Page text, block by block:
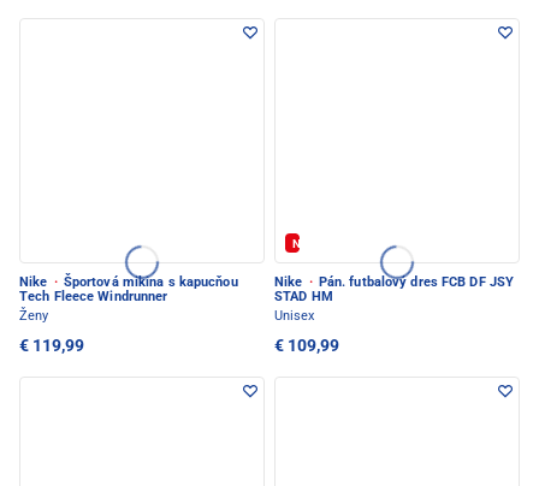
Nike · Športová mikina s kapucňou
Tech Fleece Windrunner
Ženy
€ 119,99
Nové
Nike · Pán. futbalový dres FCB DF JSY
STAD HM
Unisex
€ 109,99